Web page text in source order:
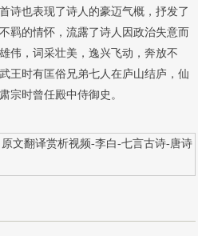
诗也表现了诗人的豪迈气概，抒发了
羁的情怀，流露了诗人因政治失意而
伟，词采壮美，逸兴飞动，奔放不
王时有匡俗兄弟七人在庐山结庐，仙
宗时曾任殿中侍御史。